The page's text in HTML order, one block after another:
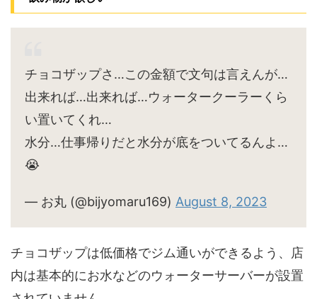
チョコザップさ…この金額で文句は言えんが…
出来れば…出来れば…ウォータークーラーくら
い置いてくれ…
水分…仕事帰りだと水分が底をついてるんよ…
😭
— お丸 (@bijyomaru169) August 8, 2023
チョコザップは低価格でジム通いができるよう、店
内は基本的にお水などのウォーターサーバーが設置